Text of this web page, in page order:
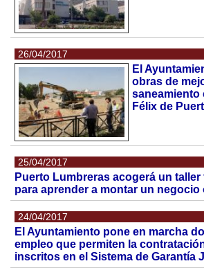
26/04/2017
El
obras de
saneamiento
Félix de
25/04/2017
Puerto Lumbreras acogerá un
para aprender a montar un negocio
24/04/2017
El Ayuntamiento pone en marcha
empleo que permiten la
inscritos en el Sistema de Garantía